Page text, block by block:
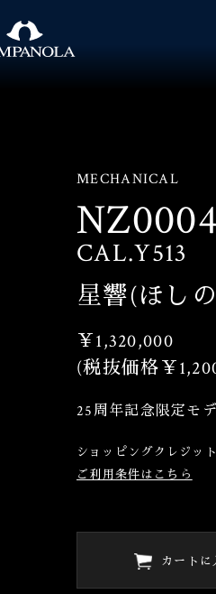
MECHANICAL
CAL.Y513
星響(ほし
￥1,320,000
(税抜価格￥
25周年記念限定モ
ショッピングクレジッ
ご利用条件はこちら
カートに